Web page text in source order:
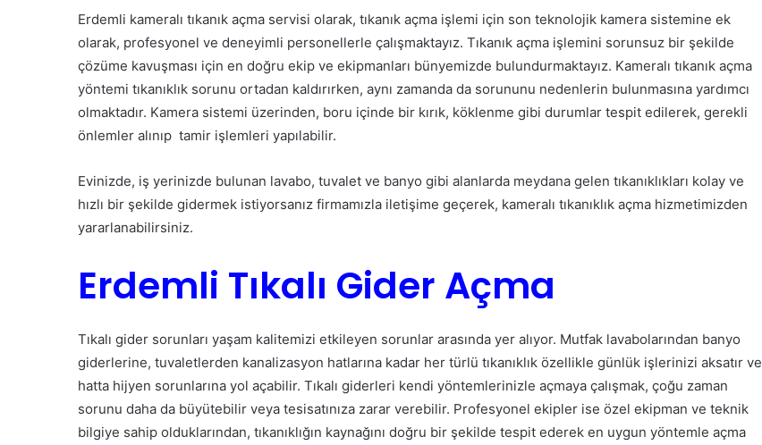
Erdemli kameralı tıkanık açma servisi olarak, tıkanık açma işlemi için son teknolojik kamera sistemine ek
olarak, profesyonel ve deneyimli personellerle çalışmaktayız. Tıkanık açma işlemini sorunsuz bir şekilde
çözüme kavuşması için en doğru ekip ve ekipmanları bünyemizde bulundurmaktayız. Kameralı tıkanık açma
yöntemi tıkanıklık sorunu ortadan kaldırırken, aynı zamanda da sorununu nedenlerin bulunmasına yardımcı
olmaktadır. Kamera sistemi üzerinden, boru içinde bir kırık, köklenme gibi durumlar tespit edilerek, gerekli
önlemler alınıp tamir işlemleri yapılabilir.
Evinizde, iş yerinizde bulunan lavabo, tuvalet ve banyo gibi alanlarda meydana gelen tıkanıklıkları kolay ve
hızlı bir şekilde gidermek istiyorsanız firmamızla iletişime geçerek, kameralı tıkanıklık açma hizmetimizden
yararlanabilirsiniz.
Erdemli Tıkalı Gider Açma
Tıkalı gider sorunları yaşam kalitemizi etkileyen sorunlar arasında yer alıyor. Mutfak lavabolarından banyo
giderlerine, tuvaletlerden kanalizasyon hatlarına kadar her türlü tıkanıklık özellikle günlük işlerinizi aksatır ve
hatta hijyen sorunlarına yol açabilir. Tıkalı giderleri kendi yöntemlerinizle açmaya çalışmak, çoğu zaman
sorunu daha da büyütebilir veya tesisatınıza zarar verebilir. Profesyonel ekipler ise özel ekipman ve teknik
bilgiye sahip olduklarından, tıkanıklığın kaynağını doğru bir şekilde tespit ederek en uygun yöntemle açma